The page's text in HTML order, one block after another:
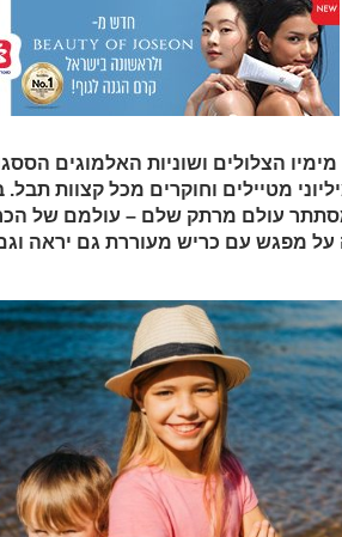
הצלולים ושוניות האלמוגים
מטיילים וחוקרים מכל קצוות
עולם מרתק שלם – עולמם של
מפגש עם כריש מעוררת גם יראה